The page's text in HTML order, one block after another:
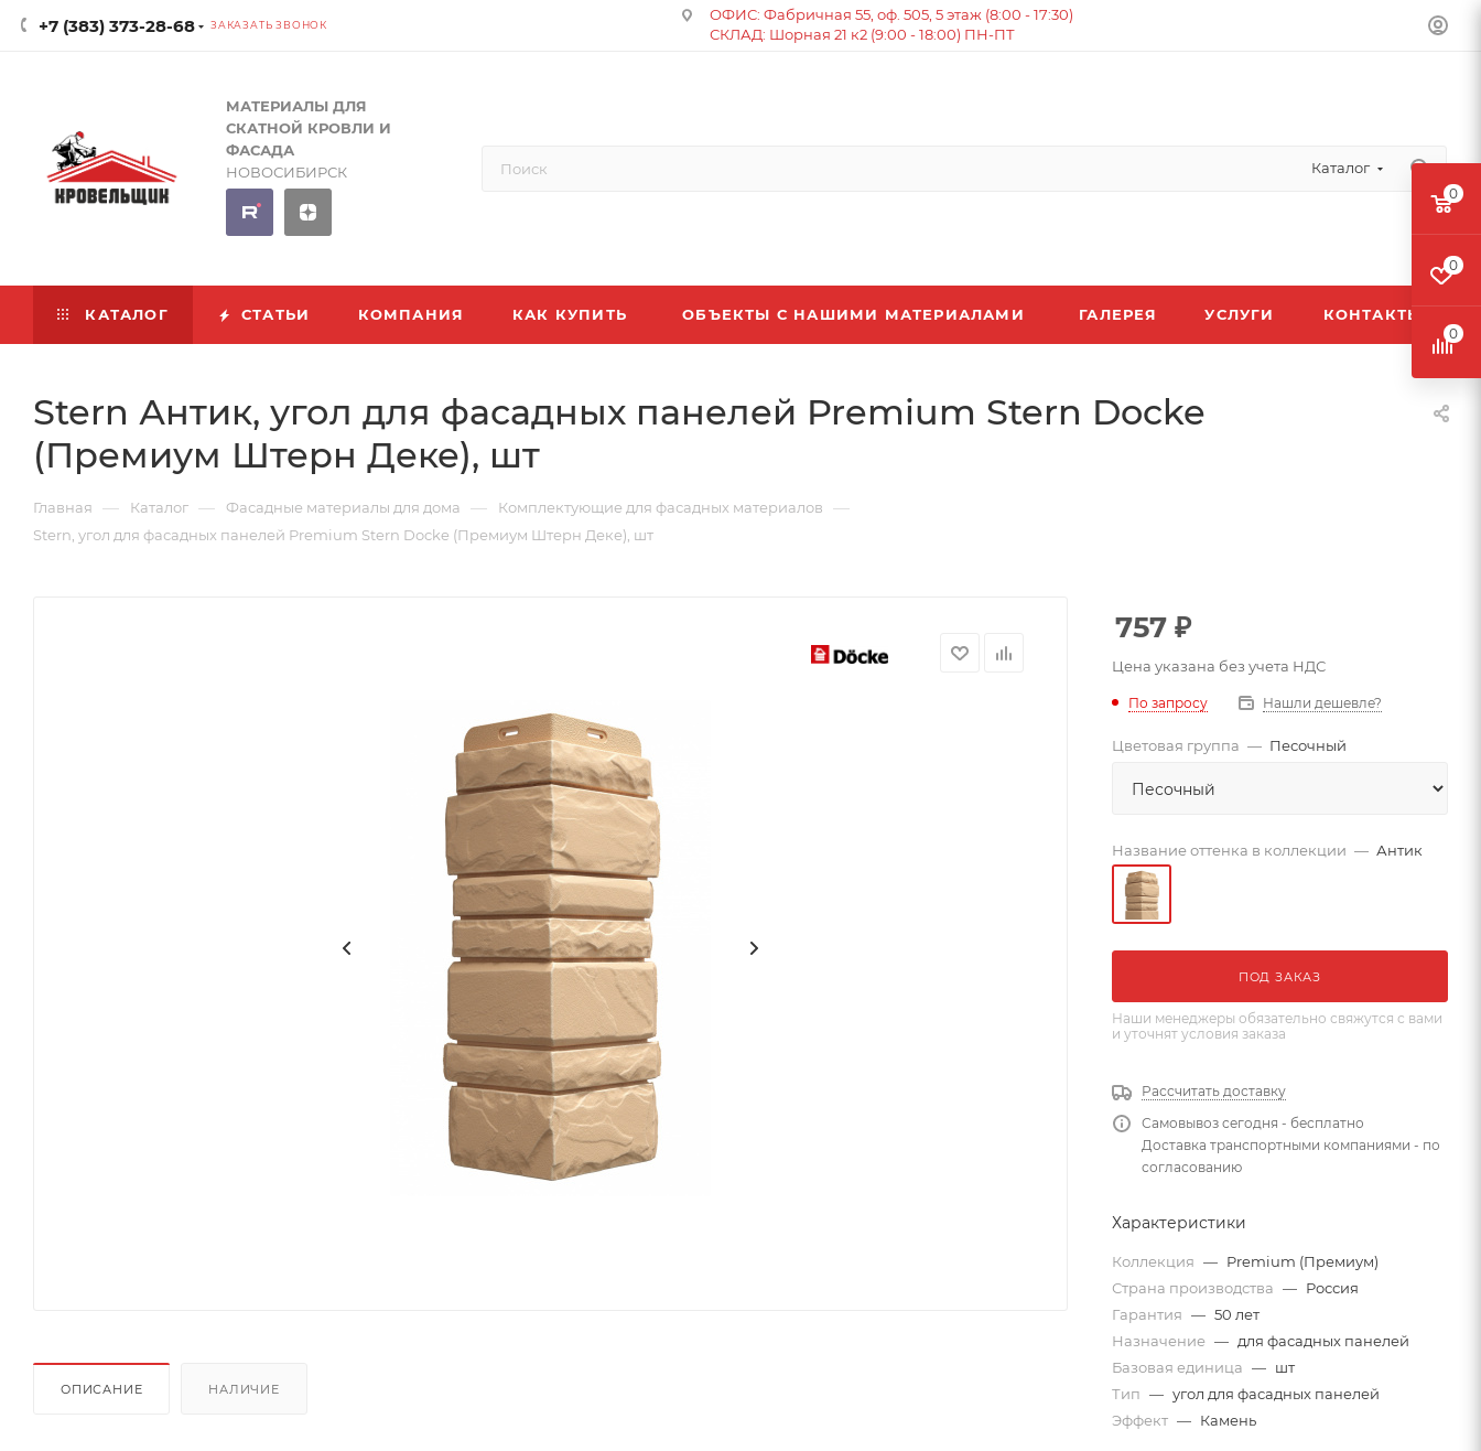
+7 (383) 373-28-68 ЗАКАЗАТЬ ЗВОНОК
ОФИС: Фабричная 55, оф. 505, 5 этаж (8:00 - 17:30)
СКЛАД: Шорная 21 к2 (9:00 - 18:00) ПН-ПТ
МАТЕРИАЛЫ ДЛЯ
СКАТНОЙ КРОВЛИ И
ФАСАДА
НОВОСИБИРСК
Каталог
КАТАЛОГ СТАТЬИ КОМПАНИЯ КАК КУПИТЬ ОБЪЕКТЫ С НАШИМИ МАТЕРИАЛАМИ ГАЛЕРЕЯ УСЛУГИ КОНТАКТЫ
Stern Антик, угол для фасадных панелей Premium Stern Docke
(Премиум Штерн Деке), шт
Главная — Каталог — Фасадные материалы для дома — Комплектующие для фасадных материалов —
Stern, угол для фасадных панелей Premium Stern Docke (Премиум Штерн Деке), шт
ОПИСАНИЕ НАЛИЧИЕ
757 ₽
Цена указана без учета НДС
По запросу Нашли дешевле?
Цветовая группа — Песочный
Название оттенка в коллекции — Антик
ПОД ЗАКАЗ
Наши менеджеры обязательно свяжутся с вами
и уточнят условия заказа
Рассчитать доставку
Самовывоз сегодня - бесплатно
Доставка транспортными компаниями - по
согласованию
Характеристики
Коллекция — Premium (Премиум)
Страна производства — Россия
Гарантия — 50 лет
Назначение — для фасадных панелей
Базовая единица — шт
Тип — угол для фасадных панелей
Эффект — Камень
0
0
0